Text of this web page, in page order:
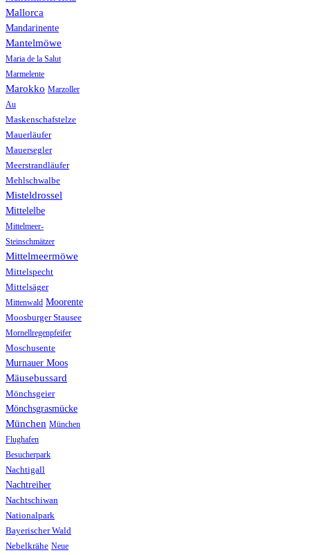
Mallorca
Mandarinente
Mantelmöwe
Maria de la Salut
Marmelente
Marokko Marzoller
Au
Maskenschafstelze
Mauerläufer
Mauersegler
Meerstrandläufer
Mehlschwalbe
Misteldrossel
Mittelelbe
Mittelmeer-
Steinschmätzer
Mittelmeermöwe
Mittelspecht
Mittelsäger
Mittenwald Moorente
Moosburger Stausee
Mornellregenpfeifer
Moschusente
Murnauer Moos
Mäusebussard
Mönchsgeier
Mönchsgrasmücke
München München
Flughafen
Besucherpark
Nachtigall
Nachtreiher
Nachtschiwan
Nationalpark
Bayerischer Wald
Nebelkrähe Neue